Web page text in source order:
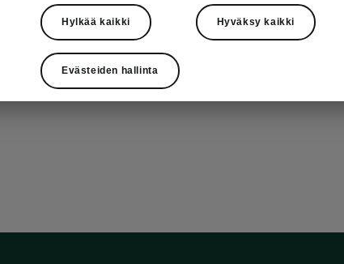
elementit
olemusta.
Hylkää kaikki Hyväksy kaikki
Evästeiden hallinta